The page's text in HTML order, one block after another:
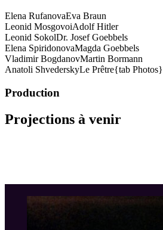
Elena RufanovaEva Braun
Leonid MosgovoiAdolf Hitler
Leonid SokolDr. Josef Goebbels
Elena SpiridonovaMagda Goebbels
Vladimir BogdanovMartin Bormann
Anatoli ShvederskyLe Prêtre{tab Photos}
Production
Projections à venir